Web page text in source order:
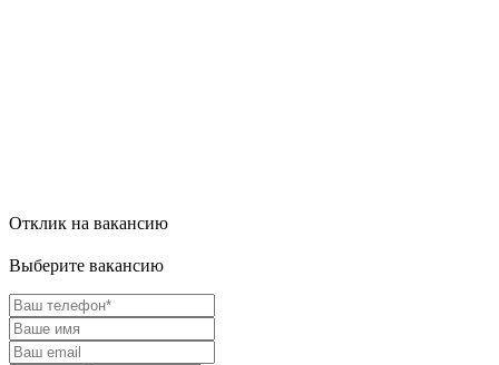
Отклик на вакансию
Выберите вакансию